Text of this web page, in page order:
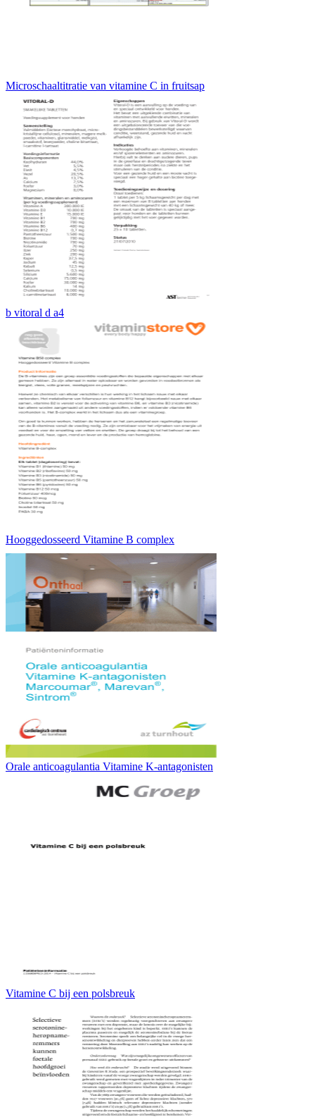
Microschaaltitratie van vitamine C in fruitsap
b vitoral d a4
Hooggedosseerd Vitamine B complex
Orale anticoagulantia Vitamine K-antagonisten
Vitamine C bij een polsbreuk